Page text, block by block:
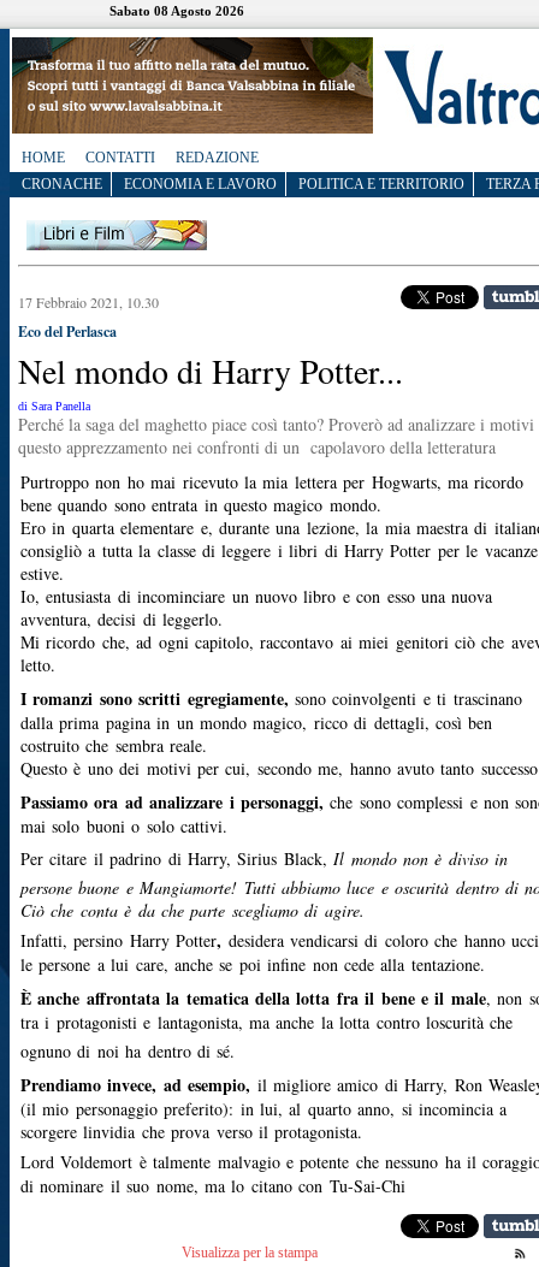
Sabato 08 Agosto 2026
HOME CONTATTI
REDAZIONE
CRONACHE
ECONOMIA E LAVORO POLITICA E TERRITORIO TERZA
17 Febbraio 2021, 10.30
Eco del Perlasca
Nel mondo di Harry Potter...
di Sara Panella
Perché la saga del maghetto piace così tanto? Proverò ad analizzare i
questo apprezzamento nei confronti di un capolavoro della letteratura
Purtroppo non ho mai ricevuto la mia lettera per Hogwarts, ma ricordo
bene quando sono entrata in questo magico mondo.
Ero in quarta elementare e, durante una lezione, la mia maestra di
consigliò a tutta la classe di leggere i libri di Harry Potter per le vacanze
estive.
Io, entusiasta di incominciare un nuovo libro e con esso una nuova
avventura, decisi di leggerlo.
Mi ricordo che, ad ogni capitolo, raccontavo ai miei genitori ciò che
letto.
I romanzi sono scritti egregiamente, sono coinvolgenti e ti trascinano
dalla prima pagina in un mondo magico, ricco di dettagli, così ben
costruito che sembra reale.
Questo è uno dei motivi per cui, secondo me, hanno avuto tanto
Passiamo ora ad analizzare i personaggi, che sono complessi e non
mai solo buoni o solo cattivi.
Per citare il padrino di Harry, Sirius Black,Il mondo non è diviso in
persone buone e Mangiamorte! Tutti abbiamo luce e oscurità dentro di
Ciò che conta è da che parte scegliamo di agire.
Infatti, persino Harry Potter, desidera vendicarsi di coloro che hanno
le persone a lui care, anche se poi infine non cede alla tentazione.
È anche affrontata la tematica della lotta fra il bene e il male, non
tra i protagonisti e lantagonista, ma anche la lotta contro loscurità che
ognuno di noi ha dentro di sé.
Prendiamo invece, ad esempio, il migliore amico di Harry, Ron
(il mio personaggio preferito): in lui, al quarto anno, si incomincia a
scorgere linvidia che prova verso il protagonista.
Lord Voldemort è talmente malvagio e potente che nessuno ha il
di nominare il suo nome, ma lo citano con Tu-Sai-Chi
Visualizza per la stampa